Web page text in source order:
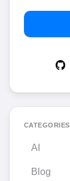
CATEGORIES
AI
Blog